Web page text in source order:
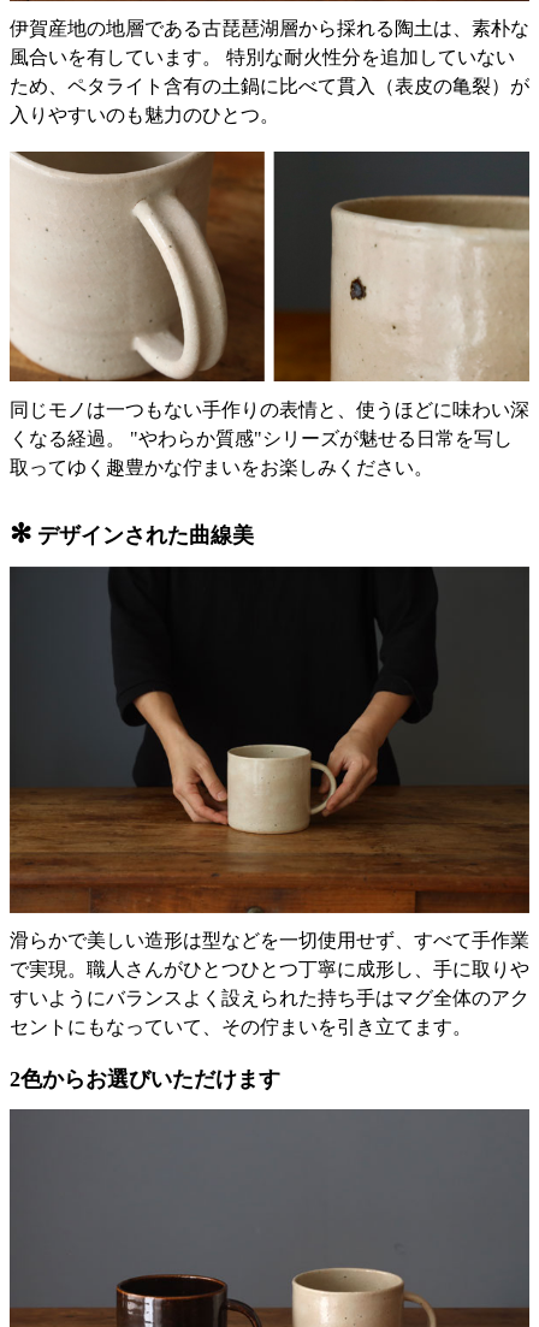
伊賀産地の地層である古琵琶湖層から採れる陶土は、素朴な
風合いを有しています。 特別な耐火性分を追加していない
ため、ペタライト含有の土鍋に比べて貫入（表皮の亀裂）が
入りやすいのも魅力のひとつ。
同じモノは一つもない手作りの表情と、使うほどに味わい深
くなる経過。 "やわらか質感"シリーズが魅せる日常を写し
取ってゆく趣豊かな佇まいをお楽しみください。
✻ デザインされた曲線美
滑らかで美しい造形は型などを一切使用せず、すべて手作業
で実現。職人さんがひとつひとつ丁寧に成形し、手に取りや
すいようにバランスよく設えられた持ち手はマグ全体のアク
セントにもなっていて、その佇まいを引き立てます。
2色からお選びいただけます